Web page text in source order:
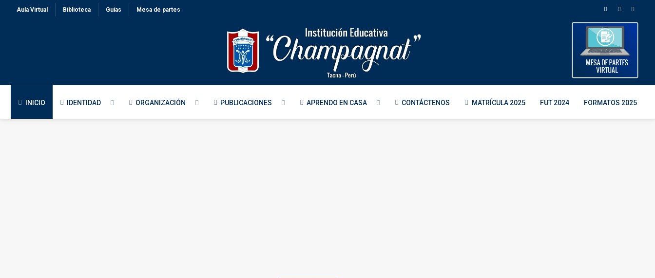
Aula Virtual Biblioteca Guías Mesa de partes
INICIO IDENTIDAD ORGANIZACIÓN PUBLICACIONES APRENDO EN CASA CONTÁCTENOS MATRÍCULA 2025 FUT 2024 FORMATOS 2025